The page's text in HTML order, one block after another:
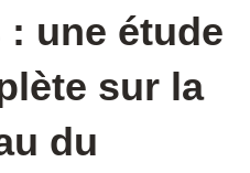
: une étude
sur la
du